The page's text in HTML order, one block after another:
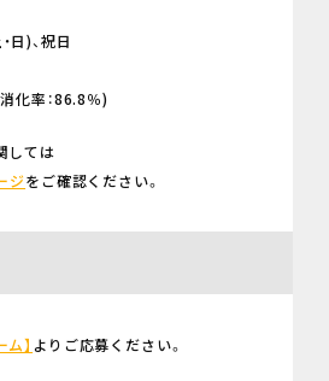
日)、祝日
率：86.8％)
しては
ジをご確認ください。
】 よりご応募ください。